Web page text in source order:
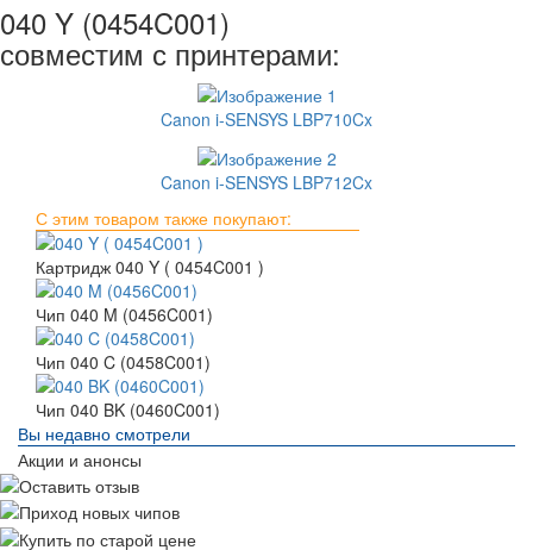
040 Y (0454C001)
совместим с принтерами:
Canon i-SENSYS LBP710Cx
Canon i-SENSYS LBP712Cx
С этим товаром также покупают:
Картридж 040 Y ( 0454C001 )
Чип 040 M (0456C001)
Чип 040 C (0458C001)
Чип 040 BK (0460C001)
Вы недавно смотрели
Акции и анонсы